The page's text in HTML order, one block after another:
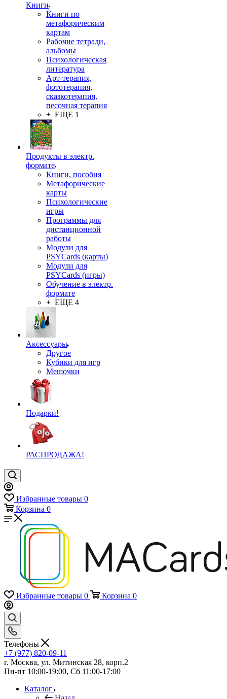
Книги
Книги по
метафорическим
картам
Рабочие тетради,
альбомы
Психологическая
литература
Арт-терапия,
фототерапия,
сказкотерапия,
песочная терапия
+ ЕЩЕ 1
Продукты в электр.
формате
Книги, пособия
Метафорические
карты
Психологические
игры
Программы для
дистанционной
работы
Модули для
PSYCards (карты)
Модули для
PSYCards (игры)
Обучение в электр.
формате
+ ЕЩЕ 4
Аксессуары
Другое
Кубики для игр
Мешочки
Подарки!
РАСПРОДАЖА!
Избранные товары 0
Корзина 0
Избранные товары 0 Корзина 0
Телефоны
+7 (977) 820-09-11
г. Москва, ул. Митинская 28, корп.2
Пн-пт 10:00-19:00, Сб 11:00-17:00
Каталог